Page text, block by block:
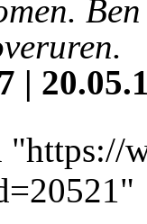
|
"https://
"